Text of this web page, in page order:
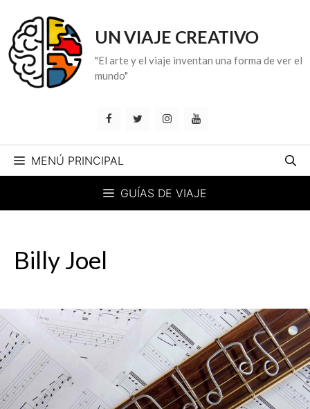
contenido
UN VIAJE CREATIVO
"El arte y el viaje inventan una forma de ver el
mundo"
MENÚ PRINCIPAL
GUÍAS DE VIAJE
Billy Joel